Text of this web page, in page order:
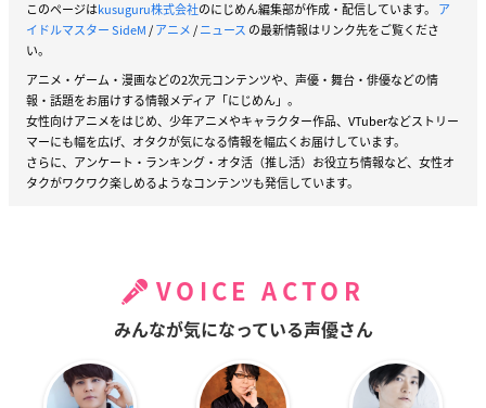
このページはkusuguru株式会社のにじめん編集部が作成・配信しています。 ア
イドルマスター SideM/アニメ/ニュース の最新情報はリンク先をご覧くださ
い。
アニメ・ゲーム・漫画などの2次元コンテンツや、声優・舞台・俳優などの情
報・話題をお届けする情報メディア「にじめん」。
女性向けアニメをはじめ、少年アニメやキャラクター作品、VTuberなどストリー
マーにも幅を広げ、オタクが気になる情報を幅広くお届けしています。
さらに、アンケート・ランキング・オタ活（推し活）お役立ち情報など、女性オ
タクがワクワク楽しめるようなコンテンツも発信しています。
VOICE ACTOR
みんなが気になっている声優さん